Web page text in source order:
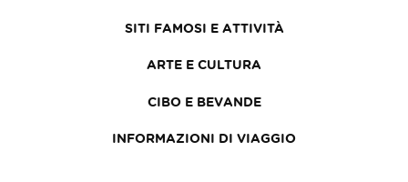
SITI FAMOSI E ATTIVITÀ
ARTE E CULTURA
CIBO E BEVANDE
INFORMAZIONI DI VIAGGIO